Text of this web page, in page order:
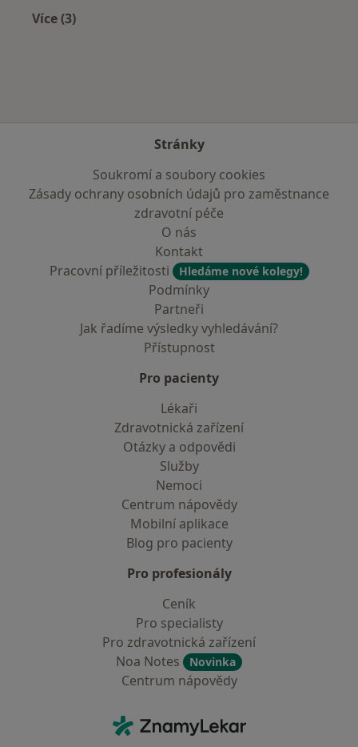
Více (3)
Stránky
Soukromí a soubory cookies
Zásady ochrany osobních údajů pro zaměstnance
zdravotní péče
O nás
Kontakt
Pracovní příležitosti
Hledáme nové kolegy!
Podmínky
Partneři
Jak řadíme výsledky vyhledávání?
Přístupnost
Pro pacienty
Lékaři
Zdravotnická zařízení
Otázky a odpovědi
Služby
Nemoci
Centrum nápovědy
Mobilní aplikace
Blog pro pacienty
Pro profesionály
Ceník
Pro specialisty
Pro zdravotnická zařízení
Noa Notes
Novinka
Centrum nápovědy
ZnamyLekar - Hlavní stránka